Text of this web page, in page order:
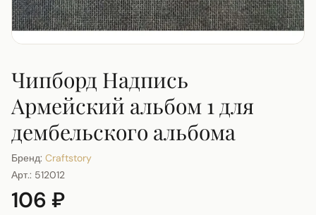
Чипборд Надпись
Армейский альбом 1 для
дембельского альбома
Бренд: Craftstory
Арт.: 512012
106 ₽